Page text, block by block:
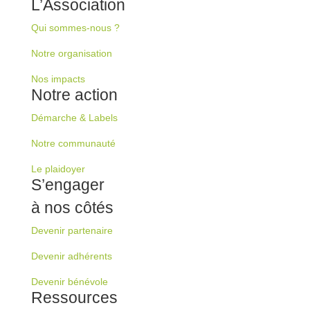
L’Association
Qui sommes-nous ?
Notre organisation
Nos impacts
Notre action
Démarche & Labels
Notre communauté
Le plaidoyer
S’engager
à nos côtés
Devenir partenaire
Devenir adhérents
Devenir bénévole
Ressources